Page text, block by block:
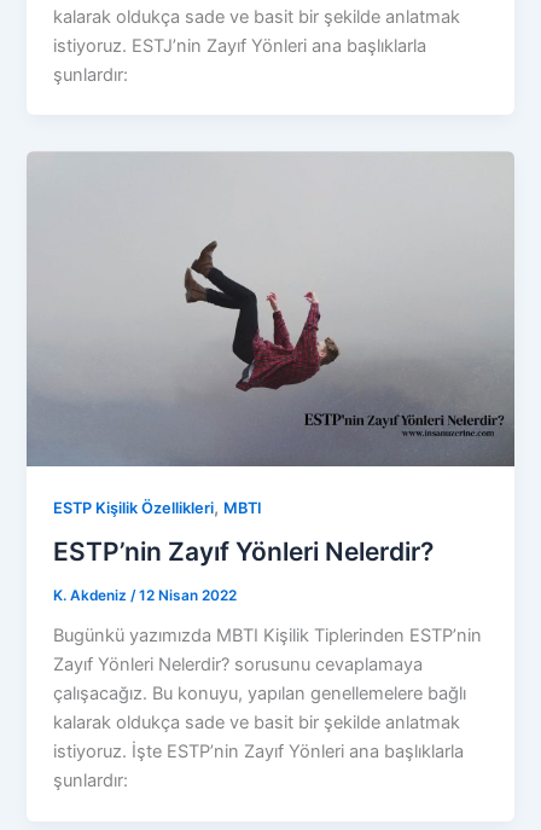
kalarak oldukça sade ve basit bir şekilde anlatmak
istiyoruz. ESTJ’nin Zayıf Yönleri ana başlıklarla
şunlardır:
ESTP Kişilik Özellikleri, MBTI
ESTP’nin Zayıf Yönleri Nelerdir?
K. Akdeniz/12 Nisan 2022
Bugünkü yazımızda MBTI Kişilik Tiplerinden ESTP’nin
Zayıf Yönleri Nelerdir? sorusunu cevaplamaya
çalışacağız. Bu konuyu, yapılan genellemelere bağlı
kalarak oldukça sade ve basit bir şekilde anlatmak
istiyoruz. İşte ESTP’nin Zayıf Yönleri ana başlıklarla
şunlardır: